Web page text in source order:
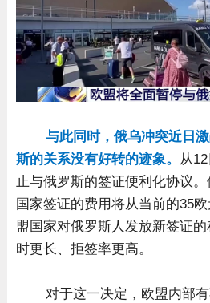
与此同时，俄乌冲突近日
斯的关系没有好转的迹象。 从
止与俄罗斯的签证便利化协议
国家签证的费用将从当前的35
盟国家对俄罗斯人发放新签证
时更长、拒签率更高。
对于这一决定，欧盟内部